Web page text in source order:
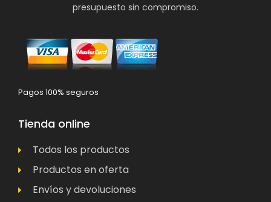
presupuesto sin compromiso.
Pagos 100% seguros
Tienda online
Todos los productos
Productos en oferta
Envíos y devoluciones